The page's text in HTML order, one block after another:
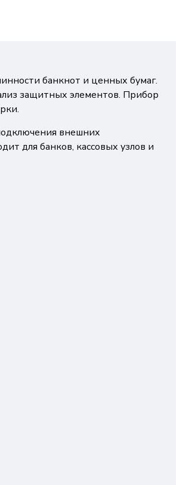
банкнот и ценных бумаг.
защитных элементов. Прибор
внешних
для банков, кассовых узлов и